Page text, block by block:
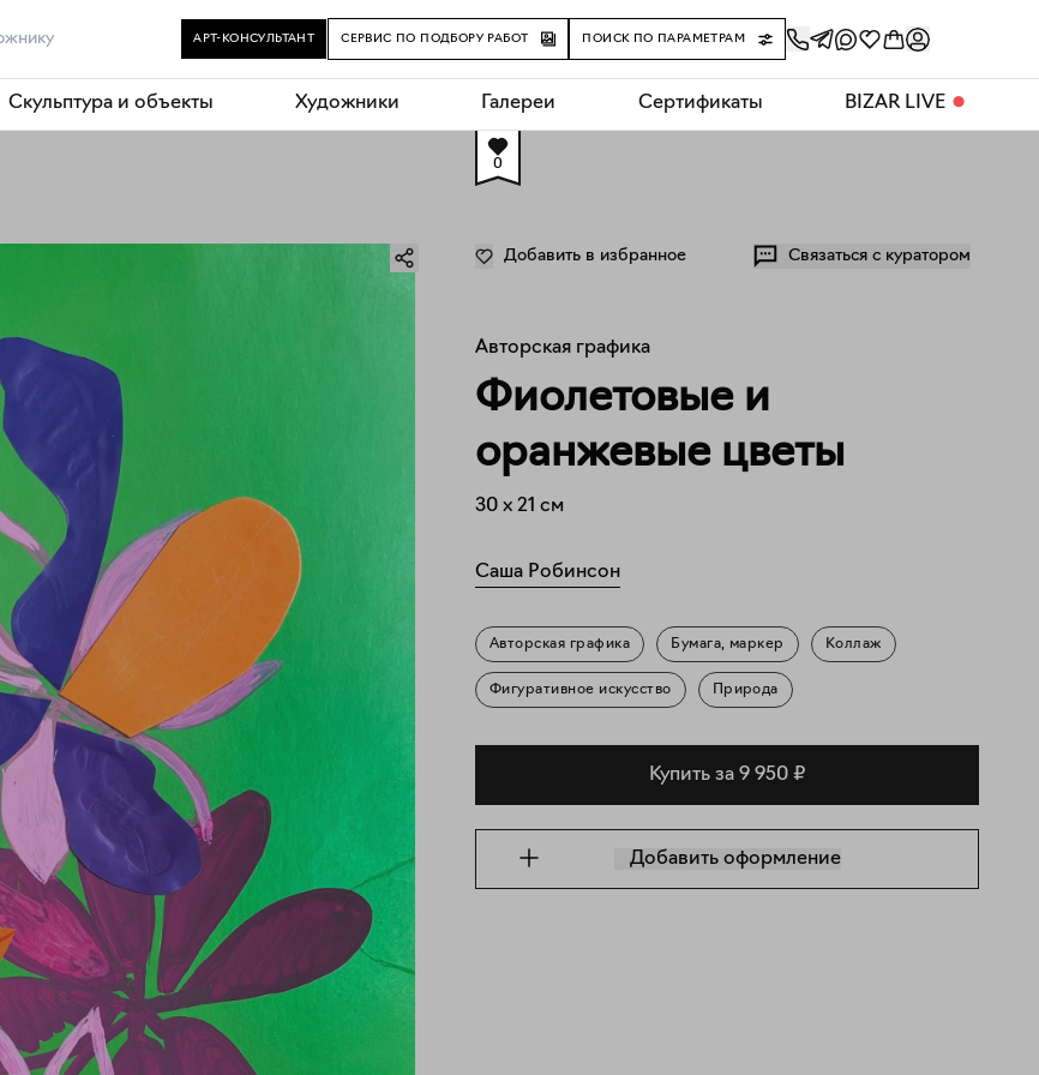
АРТ-КОНСУЛЬТАНТ СЕРВИС ПО ПОДБОРУ РАБОТ ПОИСК ПО ПАРАМЕТРАМ
Скульптура и объекты Художники Галереи Сертификаты BIZAR LIVE ⬤
0
Добавить в избранное Связаться с куратором
Авторская графика
Фиолетовые и
оранжевые цветы
30 x 21 см
Саша Робинсон
Авторская графика Бумага, маркер Коллаж
Фигуративное искусство Природа
Купить за 9 950 ₽
Добавить оформление